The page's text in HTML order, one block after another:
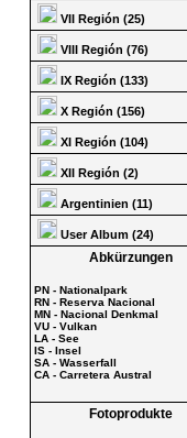
VII Región (25)
VIII Región (76)
IX Región (133)
X Región (156)
XI Región (104)
XII Región (2)
Argentinien (11)
User Album (24)
Abkürzungen
PN - Nationalpark
RN - Reserva Nacional
MN - Nacional Denkmal
VU - Vulkan
LA - See
IS - Insel
SA - Wasserfall
CA - Carretera Austral
Fotoprodukte